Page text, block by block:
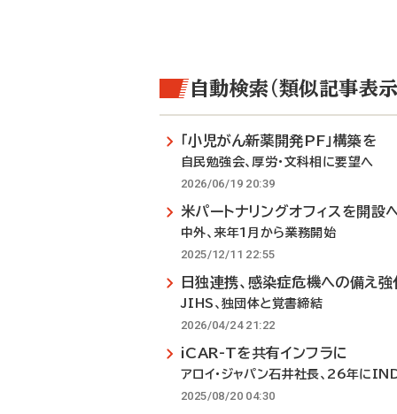
自動検索（類似記事表示
「小児がん新薬開発PF」構築を
自民勉強会、厚労・文科相に要望へ
2026/06/19 20:39
米パートナリングオフィスを開設
中外、来年1月から業務開始
2025/12/11 22:55
日独連携、感染症危機への備え強
JIHS、独団体と覚書締結
2026/04/24 21:22
iCAR-Tを共有インフラに
アロイ・ジャパン石井社長、26年に
2025/08/20 04:30